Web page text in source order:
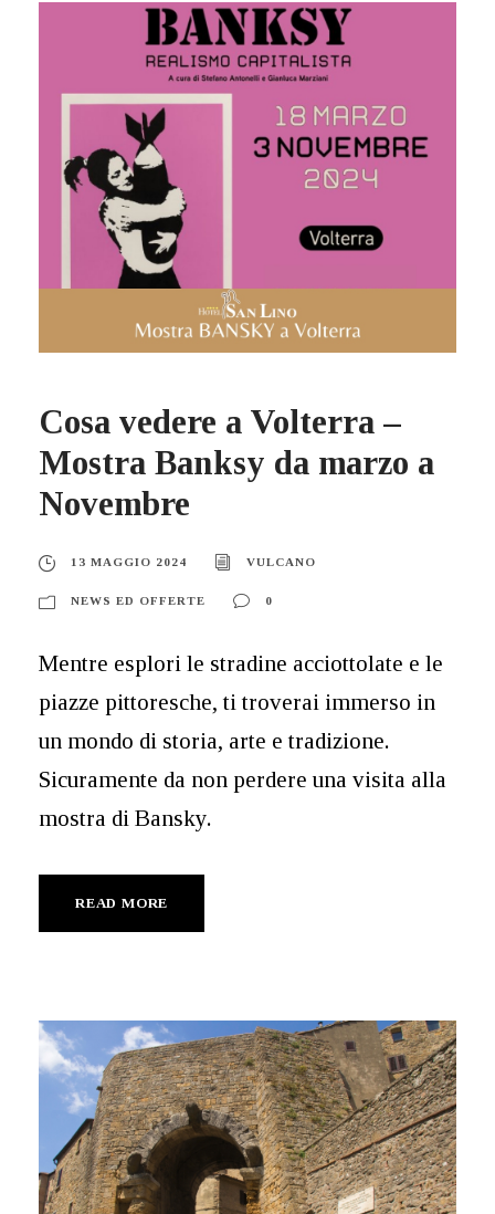
Cosa vedere a Volterra –
Mostra Banksy da marzo a
Novembre
13 MAGGIO 2024 VULCANO
NEWS ED OFFERTE 0
Mentre esplori le stradine acciottolate e le
piazze pittoresche, ti troverai immerso in
un mondo di storia, arte e tradizione.
Sicuramente da non perdere una visita alla
mostra di Bansky.
READ MORE